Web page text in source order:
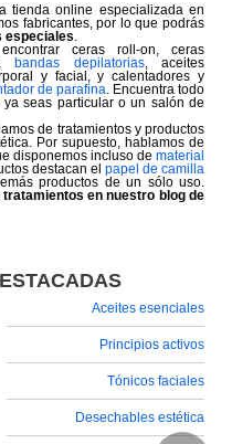
tienda online especializada en
fabricantes, por lo que podrás
especiales.
ceras roll-on, ceras
bandas depilatorias, aceites
y facial, y calentadores y
de parafina. Encuentra todo
seas particular o un salón de
de tratamientos y productos
Por supuesto, hablamos de
disponemos incluso de material
destacan el papel de camilla
productos de un sólo uso.
en nuestro blog de
Aceites esenciales
Principios activos
Tónicos faciales
Desechables estética